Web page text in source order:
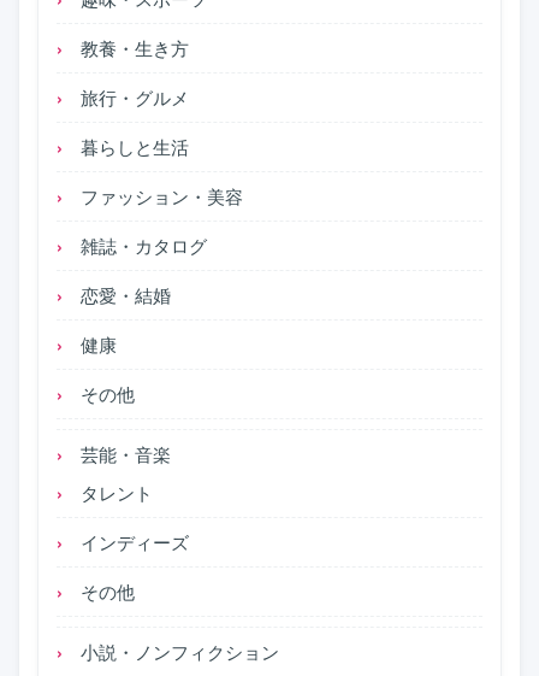
教養・生き方
旅行・グルメ
暮らしと生活
ファッション・美容
雑誌・カタログ
恋愛・結婚
健康
その他
芸能・音楽
タレント
インディーズ
その他
小説・ノンフィクション